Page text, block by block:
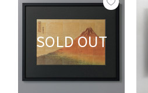
「金」という色は、風水では金
を引き出して成功をもたらす色
いつまでも色あせないことから
り、美しい輝きから富や成功を
ています。
さらに仏教では極楽浄土を表現
われてきました。金の輝きは、
SOLD OUT